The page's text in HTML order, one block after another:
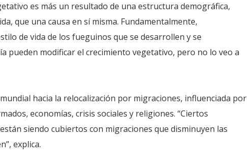
es más un resultado de una estructura demográfica,
que una causa en sí misma. Fundamentalmente,
de vida de los fueguinos que se desarrollen y se
pueden modificar el crecimiento vegetativo, pero no lo veo a
hacia la relocalización por migraciones, influenciada por
economías, crisis sociales y religiones. “Ciertos
siendo cubiertos con migraciones que disminuyen las
explica.